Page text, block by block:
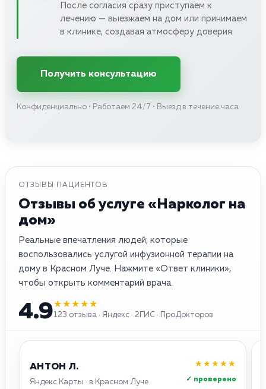
После согласия сразу приступаем к
лечению — выезжаем на дом или принимаем
в клинике, создавая атмосферу доверия
Получить консультацию
Конфиденциально • Работаем 24/7 • Выезд в течение часа
ОТЗЫВЫ ПАЦИЕНТОВ
Отзывы об услуге «Нарколог на
дом»
Реальные впечатления людей, которые
воспользовались услугой инфузионной терапии на
дому в Красном Луче. Нажмите «Ответ клиники»,
чтобы открыть комментарий врача.
4.9★★★★★
123 отзыва · Яндекс · 2ГИС · ПроДокторов
АНТОН Л.
Яндекс.Карты · в Красном Луче
★★★★★
✓ проверено